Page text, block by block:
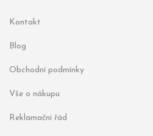
Kontakt
Blog
Obchodní podmínky
Vše o nákupu
Reklamační řád